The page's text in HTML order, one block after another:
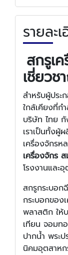
รายละ
สกรูเ
เชี่ยว
สำหรับผู้ประ
ใกล้เคียงที่ก
บริษัท ไทย
เราเป็นทั้งผู้
เครื่องจักรห
เครื่องจักร
โรงงานและ
สกรูกระบอก
กระบอกของ
พลาสติก ให้
เทียน จอมท
ปากน้ำ พระ
นิคมอุตสาห